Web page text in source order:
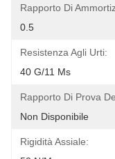
Rapporto Di
0.5
Resistenza Agli Urti:
40 G/11 Ms
Rapporto Di Prova
Non Disponibile
Rigidità Assiale: